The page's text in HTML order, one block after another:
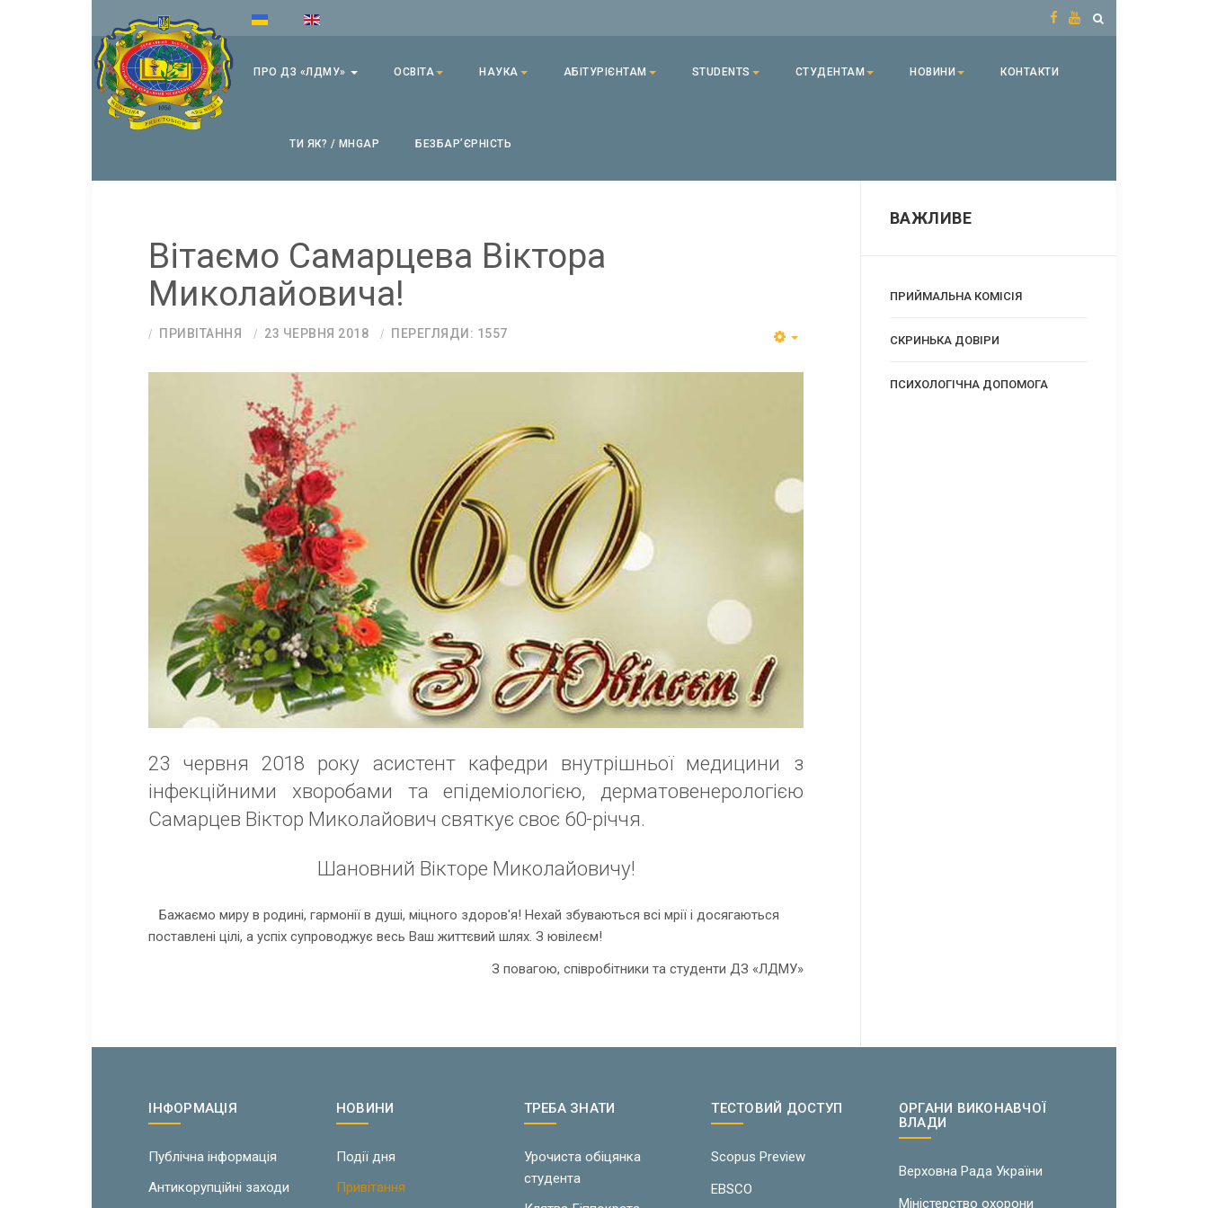
ПРО ДЗ «ЛДМУ» ОСВІТА НАУКА АБІТУРІЄНТАМ STUDENTS СТУДЕНТАМ НОВИНИ КОНТАКТИ
ТИ ЯК? / MHGAP БЕЗБАРʼЄРНІСТЬ
Вітаємо Самарцева Віктора
Миколайовича!
ПРИВІТАННЯ 23 ЧЕРВНЯ 2018 ПЕРЕГЛЯДИ: 1557
23 червня 2018 року асистент кафедри внутрішньої медицини з
інфекційними хворобами та епідеміологією, дерматовенерологією
Самарцев Віктор Миколайович святкує своє 60-річчя.
Шановний Вікторе Миколайовичу!
Бажаємо миру в родині, гармонії в душі, міцного здоров'я! Нехай збуваються всі мрії і досягаються
поставлені цілі, а успіх супроводжує весь Ваш життєвий шлях. З ювілеєм!
З повагою, співробітники та студенти ДЗ «ЛДМУ»
ВАЖЛИВЕ
ПРИЙМАЛЬНА КОМІСІЯ
CКРИНЬКА ДОВІРИ
ПСИХОЛОГІЧНА ДОПОМОГА
ІНФОРМАЦІЯ
Публічна інформація
Антикорупційні заходи
НОВИНИ
Події дня
Привітання
ТРЕБА ЗНАТИ
Урочиста обіцянка
студента
ТЕСТОВИЙ ДОСТУП
Scopus Preview
EBSCO
ОРГАНИ ВИКОНАВЧОЇ
ВЛАДИ
Верховна Рада України
Міністерство охорони